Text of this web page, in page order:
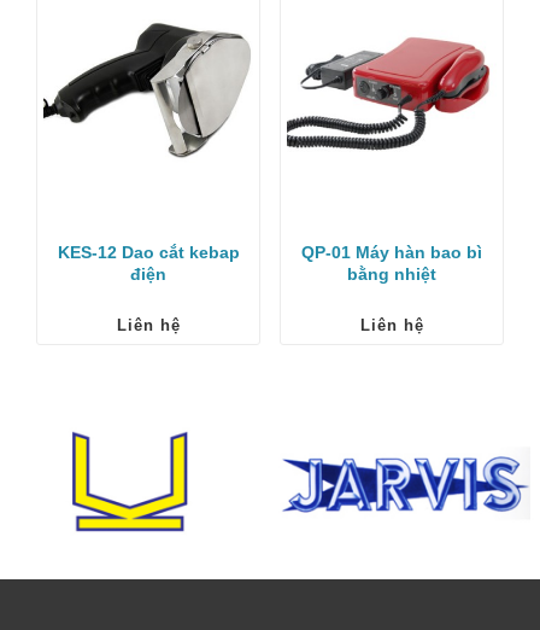
KES-12 Dao cắt kebap
điện
Liên hệ
QP-01 Máy hàn bao bì
bằng nhiệt
Liên hệ